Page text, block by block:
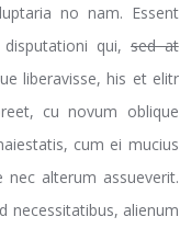
no nam. Essent
qui, sed at
liberavisse, his et elitr
cu novum oblique
cum ei mucius
alterum assueverit.
necessitatibus, alienum